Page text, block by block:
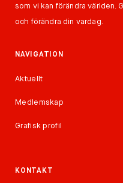
som vi kan förändra världen.
och förändra din vardag.
NAVIGATION
Aktuellt
Medlemskap
Grafisk profil
KONTAKT